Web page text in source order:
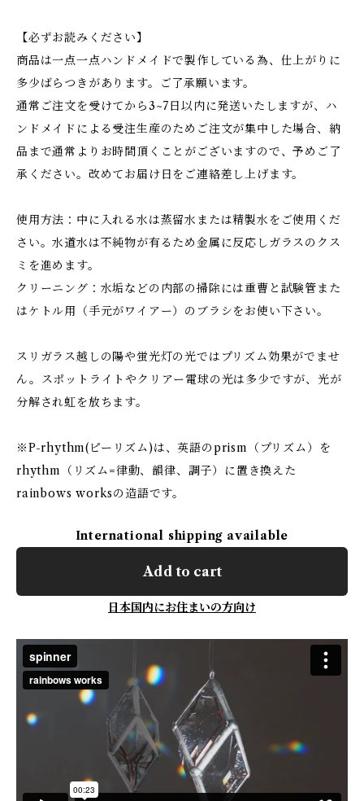
【必ずお読みください】
商品は一点一点ハンドメイドで製作している為、仕上がりに
多少ばらつきがあります。ご了承願います。
通常ご注文を受けてから3~7日以内に発送いたしますが、ハ
ンドメイドによる受注生産のためご注文が集中した場合、納
品まで通常よりお時間頂くことがございますので、予めご了
承ください。改めてお届け日をご連絡差し上げます。
使用方法：中に入れる水は蒸留水または精製水をご使用くだ
さい。水道水は不純物が有るため金属に反応しガラスのクス
ミを進めます。
クリーニング：水垢などの内部の掃除には重曹と試験管また
はケトル用（手元がワイアー）のブラシをお使い下さい。
スリガラス越しの陽や蛍光灯の光ではプリズム効果がでませ
ん。スポットライトやクリアー電球の光は多少ですが、光が
分解され虹を放ちます。
※P-rhythm(ピーリズム)は、英語のprism（プリズム）を
rhythm（リズム=律動、韻律、調子）に置き換えた
rainbows worksの造語です。
International shipping available
Add to cart
日本国内にお住まいの方向け